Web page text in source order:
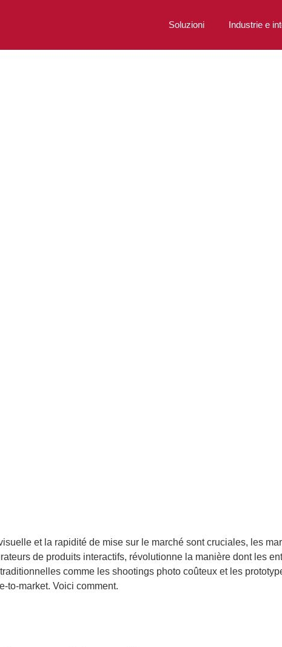
Soluzioni Industrie e
et la rapidité de mise sur le marché sont cruciales, les
de produits interactifs, révolutionne la manière dont les
comme les shootings photo coûteux et les
to-market. Voici comment.